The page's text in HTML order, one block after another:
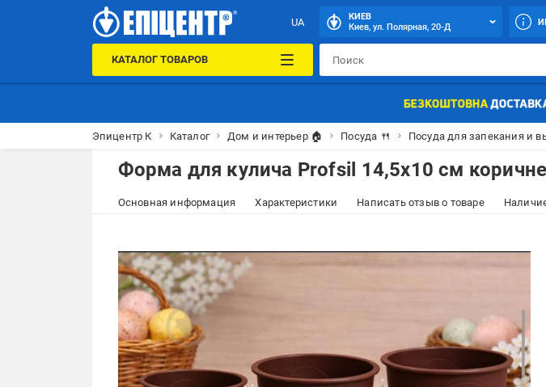
UA
КИЕВ
Киев, ул. Полярная, 20-Д
КАТАЛОГ ТОВАРОВ
Эпицентр К Каталог Дом и интерьер 🏠 Посуда 🍴 Посуда для запекания и
Форма для кулича Profsil 14,5х10 см
Основная информация Характеристики Написать отзыв о товаре